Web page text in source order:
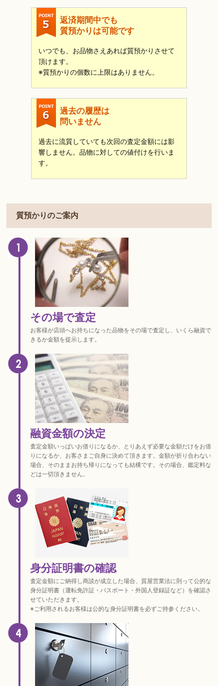
返済期間中でも
質預かりは可能です
いつでも、お品物さえあれば質預かりさせて
頂けます。
※質預かりの個数に上限はありません。
過去の履歴は
問いません
過去に流質していても次回の査定金額には影
響しません。品物に対しての値付けを行いま
す。
質預かりのご案内
その場で査定
お客様が店頭へお持ちになった品物をその場で査定し、いくら融資で
きるか金額を提示します。
融資金額の決定
査定金額いっぱいお借りになるか、とりあえず必要な金額だけをお借
りになるか、お客さまご自身に決めて頂きます。金額が折り合わない
場合、そのままお持ち帰りになっても結構です。その場合、鑑定料な
どは一切頂きません。
身分証明書の確認
査定金額にご納得し商談が成立した場合、質屋営業法に則って公的な
身分証明書（運転免許証・パスポート・外国人登録証など）を確認さ
せていただきます。
※ご利用されるお客様は公的な身分証明書を必ずご持参ください。